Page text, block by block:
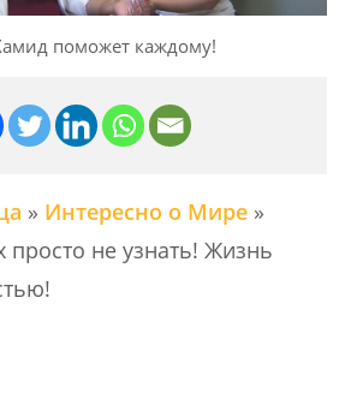
поможет каждому!
» Интересно о Мире »
просто не узнать! Жизнь